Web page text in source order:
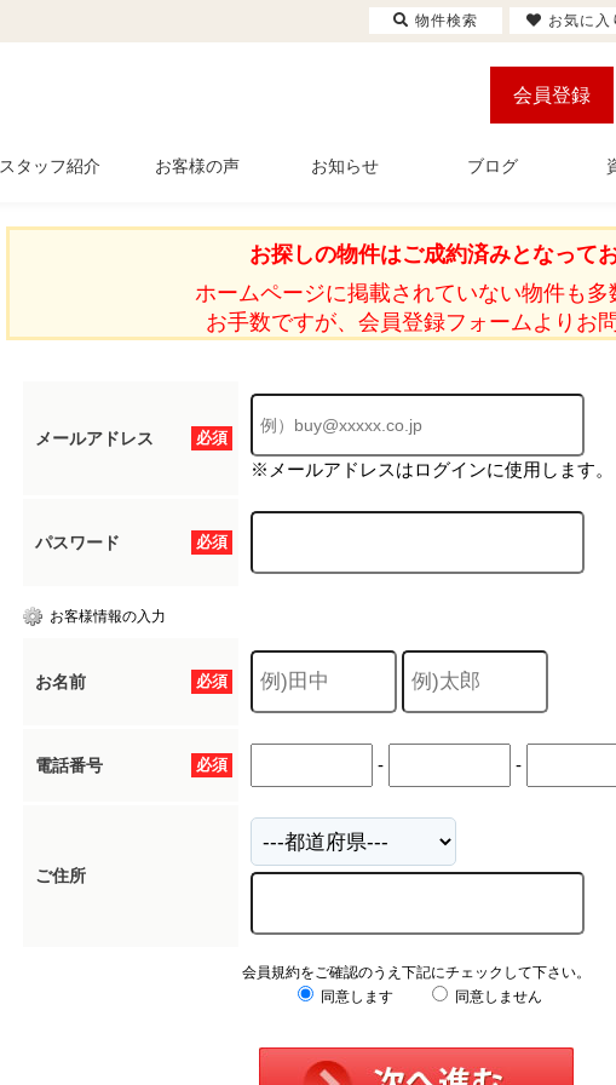
会員登録
スタッフ紹介 お客様の声 お知らせ ブログ
お探しの物件はご成約済みとなってお
ホームページに掲載されていない物件も多
お手数ですが、会員登録フォームよりお
必須
メールアドレス
※メールアドレスはログインに使用します。
必須
パスワード
お客様情報の入力
必須
お名前
必須
電話番号 - -
ご住所
会員規約をご確認のうえ下記にチェックして下さい。
同意します
同意しません
物件検索 お気に入